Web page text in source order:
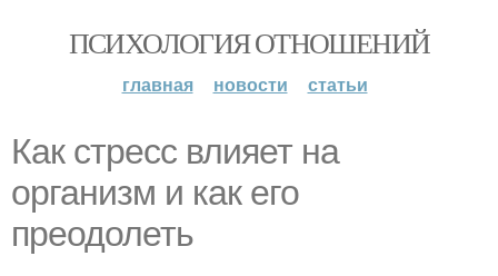
ПСИХОЛОГИЯ ОТНОШЕНИЙ
главная новости статьи
Как стресс влияет на
организм и как его
преодолеть